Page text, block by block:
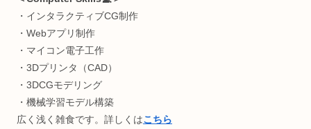
京都ビジコン副賞→Webサービス起業→日本科学未来館(テ
カルスタッフ)→Python独学支援コミニュティ運営→大学で
究員＆企業でクリエイティブテクノロジスト→今に至る
٩(๑❛ᴗ❛๑)🎵
＜KeyWord🔑＞
脳科学/神経生理心理学/生体医工学/ゲーミフィケーション/